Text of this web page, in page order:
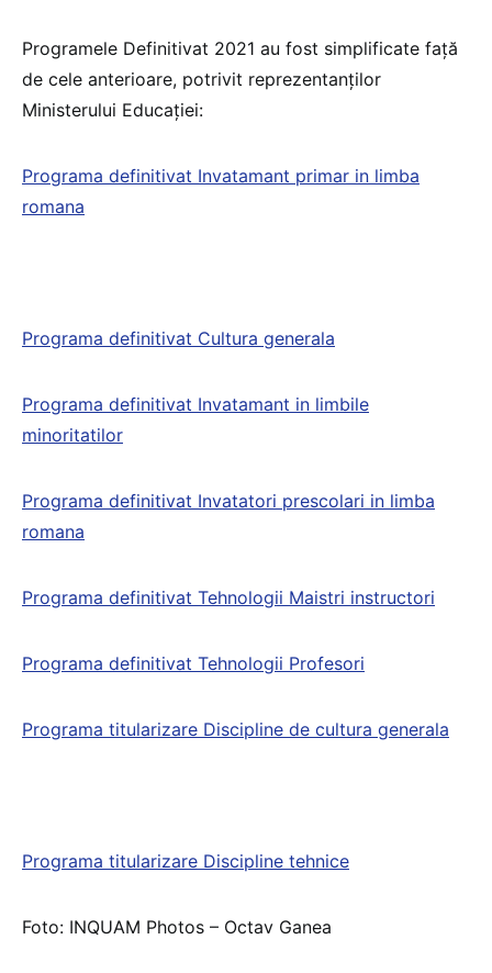
Programele Definitivat 2021 au fost simplificate față
de cele anterioare, potrivit reprezentanților
Ministerului Educației:
Programa definitivat Invatamant primar in limba
romana
Programa definitivat Cultura generala
Programa definitivat Invatamant in limbile
minoritatilor
Programa definitivat Invatatori prescolari in limba
romana
Programa definitivat Tehnologii Maistri instructori
Programa definitivat Tehnologii Profesori
Programa titularizare Discipline de cultura generala
Programa titularizare Discipline tehnice
Foto: INQUAM Photos – Octav Ganea